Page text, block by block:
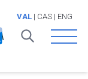
VAL| CAS| ENG
Open